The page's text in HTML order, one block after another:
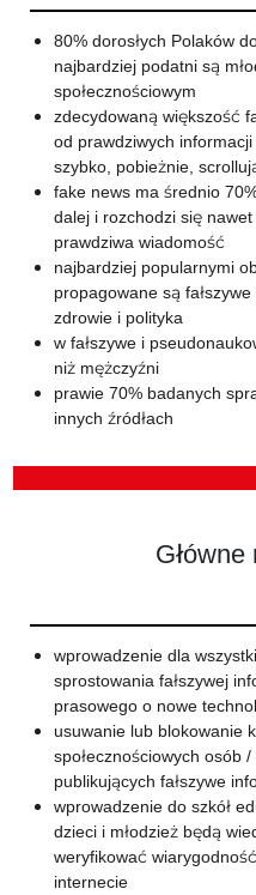
80% dorosłych Polaków
najbardziej podatni są
społecznościowym
zdecydowaną większość
od prawdziwych
szybko, pobieżnie,
fake news ma średnio
dalej i rozchodzi się
prawdziwa wiadomość
najbardziej popularnymi
propagowane są
zdrowie i polityka
w fałszywe i
niż mężczyźni
prawie 70% badanych
innych źródłach
wprowadzenie dla
sprostowania fałszywej
prasowego o nowe
usuwanie lub blokowanie
społecznościowych osób
publikujących fałszywe
wprowadzenie do szkół
dzieci i młodzież będą
weryfikować
internecie